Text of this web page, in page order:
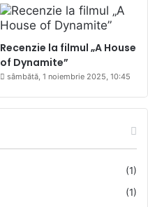
Recenzie la filmul „A House
of Dynamite”
sâmbătă, 1 noiembrie 2025, 10:45
(1)
(1)